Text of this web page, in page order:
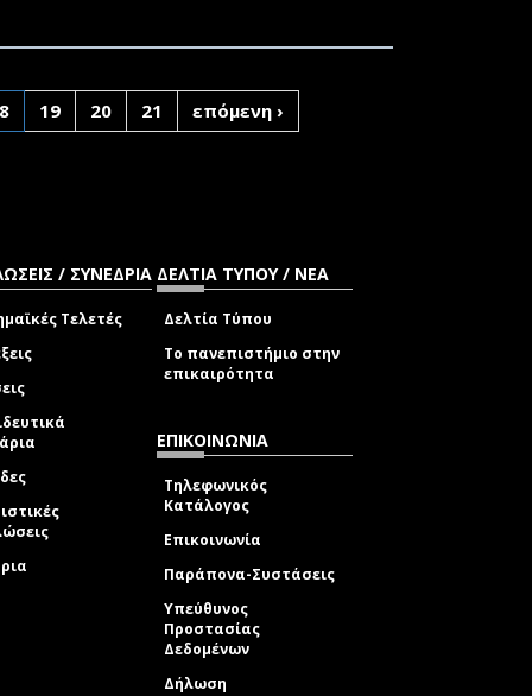
19 20 21
επόμενη ›
/ ΣΥΝΕΔΡΙΑ
Τελετές
ΔΕΛΤΙΑ ΤΥΠΟΥ / ΝΕΑ
Δελτία Τύπου
Το πανεπιστήμιο στην
επικαιρότητα
ΕΠΙΚΟΙΝΩΝΙΑ
Τηλεφωνικός
Κατάλογος
Επικοινωνία
Παράπονα-Συστάσεις
Υπεύθυνος
Προστασίας
Δεδομένων
Δήλωση